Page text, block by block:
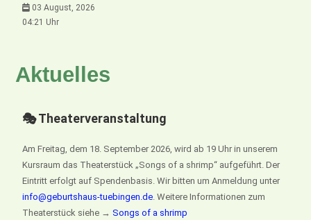
03 August, 2026
04:21 Uhr
Aktuelles
🎭 Theaterveranstaltung
Am Freitag, dem 18. September 2026, wird ab 19 Uhr in unserem
Kursraum das Theaterstück „Songs of a shrimp“ aufgeführt. Der
Eintritt erfolgt auf Spendenbasis. Wir bitten um Anmeldung unter
info@geburtshaus-tuebingen.de . Weitere Informationen zum
Theaterstück siehe →Songs of a shrimp